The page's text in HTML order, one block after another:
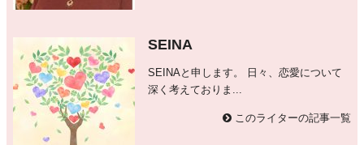
SEINA
SEINAと申します。 日々、恋愛について
深く考えておりま...
このライターの記事一覧